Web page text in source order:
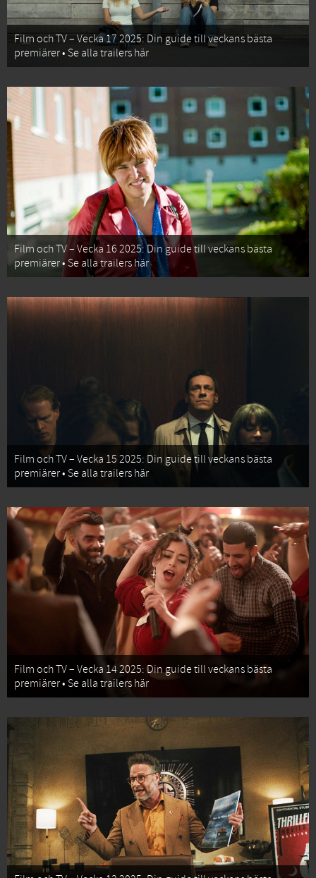
Film och TV – Vecka 17 2025: Din guide till veckans bästa
premiärer • Se alla trailers här
Film och TV – Vecka 16 2025: Din guide till veckans bästa
premiärer • Se alla trailers här
Film och TV – Vecka 15 2025: Din guide till veckans bästa
premiärer • Se alla trailers här
Film och TV – Vecka 14 2025: Din guide till veckans bästa
premiärer • Se alla trailers här